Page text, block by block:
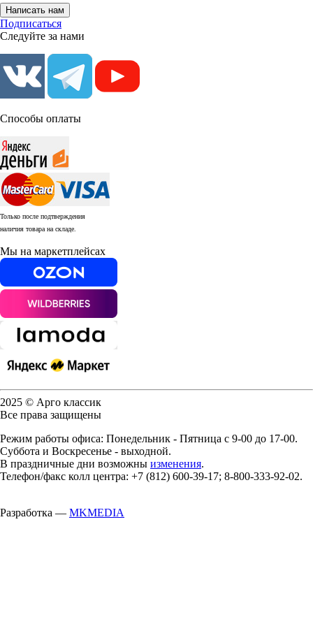
Написать нам
Подписаться
Следуйте за нами
Способы оплаты
Только после подтверждения
наличия товара на складе.
Мы на маркетплейсах
2025 © Арго классик
Все права защищены
Режим работы офиса: Понедельник - Пятница с 9-00 до 17-00.
Суббота и Воскресенье - выходной.
В праздничные дни возможны изменения.
Телефон/факс колл центра: +7 (812) 600-39-17; 8-800-333-92-02.
Разработка — MKMEDIA